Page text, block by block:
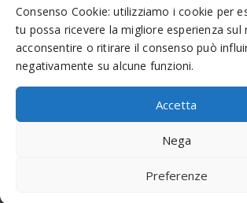
Consenso Cookie: utilizziamo i cookie per
tu possa ricevere la migliore esperienza
acconsentire o ritirare il consenso può
negativamente su alcune funzioni.
Accetta
Nega
Preferenze
Cookie Policy
MADE WEB